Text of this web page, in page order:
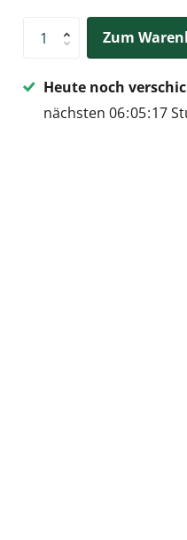
Zum
Heute noch
nächsten 06 05 17